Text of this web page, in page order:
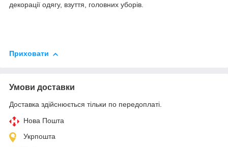
декорації одягу, взуття, головних уборів.
Приховати
Умови доставки
Доставка здійснюється тільки по передоплаті.
Нова Пошта
Укрпошта